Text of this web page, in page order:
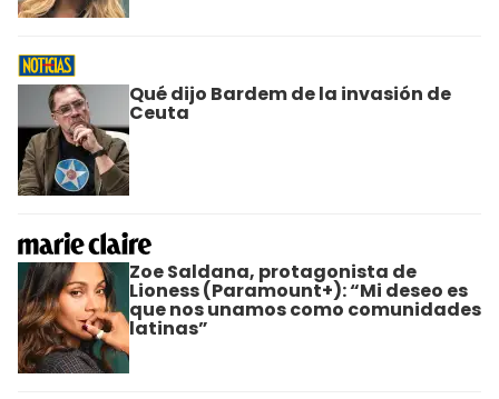
Qué dijo Bardem de la invasión de
Ceuta
Zoe Saldana, protagonista de
Lioness (Paramount+): “Mi deseo es
que nos unamos como comunidades
latinas”